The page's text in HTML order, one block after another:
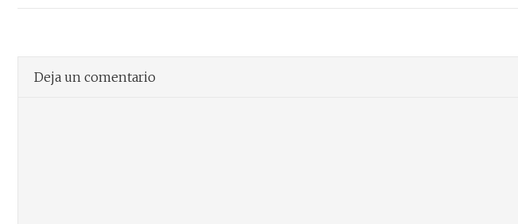
Deja un comentario